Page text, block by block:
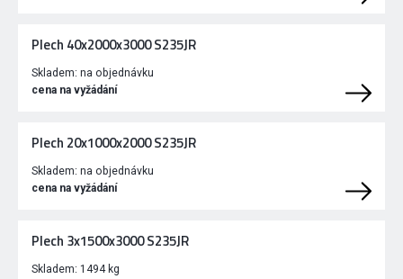
Plech 40x2000x3000 S235JR
Skladem: na objednávku
cena na vyžádání
Plech 20x1000x2000 S235JR
Skladem: na objednávku
cena na vyžádání
Plech 3x1500x3000 S235JR
Skladem: 1494 kg